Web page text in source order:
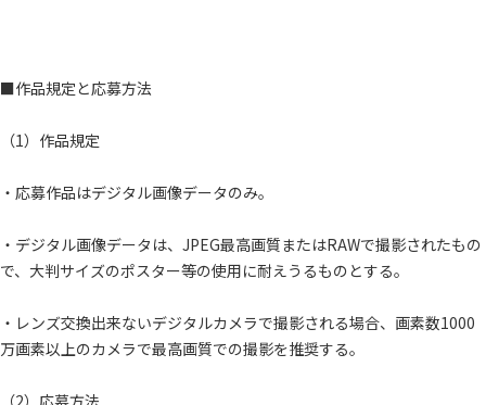
■作品規定と応募方法
（1）作品規定
・応募作品はデジタル画像データのみ。
・デジタル画像データは、JPEG最高画質またはRAWで撮影されたもの
で、大判サイズのポスター等の使用に耐えうるものとする。
・レンズ交換出来ないデジタルカメラで撮影される場合、画素数1000
万画素以上のカメラで最高画質での撮影を推奨する。